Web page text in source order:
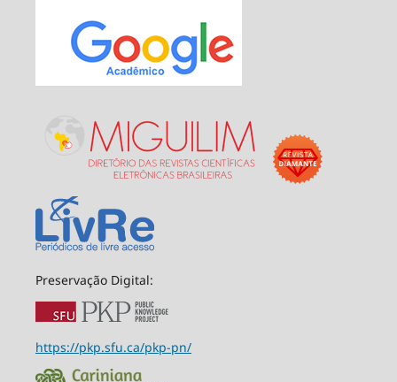
Preservação Digital:
https://pkp.sfu.ca/pkp-pn/